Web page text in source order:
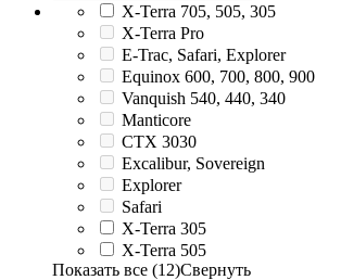
X-Terra 705, 505, 305
X-Terra Pro
E-Trac, Safari, Explorer
Equinox 600, 700, 800, 900
Vanquish 540, 440, 340
Manticore
CTX 3030
Excalibur, Sovereign
Explorer
Safari
X-Terra 305
X-Terra 505
Показать все (12)Свернуть